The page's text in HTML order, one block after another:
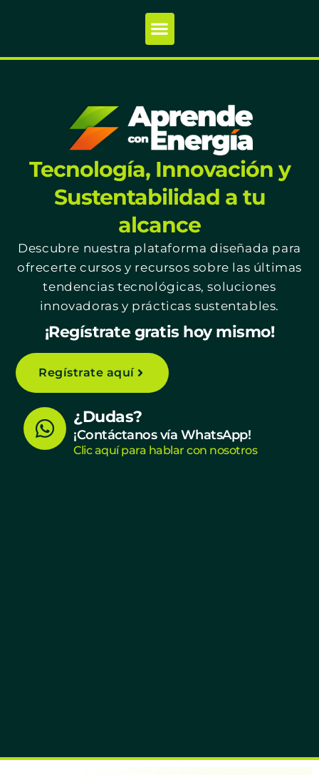
Tecnología, Innovación y
Sustentabilidad a tu
alcance
Descubre nuestra plataforma diseñada para
ofrecerte cursos y recursos sobre las últimas
tendencias tecnológicas, soluciones
innovadoras y prácticas sustentables.
¡Regístrate gratis hoy mismo!
Regístrate aquí
W
h
¿Dudas?
¡Contáctanos vía WhatsApp!
Clic aquí para hablar con nosotros